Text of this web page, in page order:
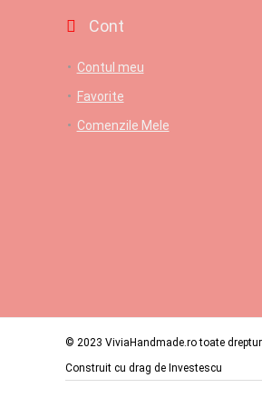
Cont
Contul meu
Favorite
Comenzile Mele
© 2023 ViviaHandmade.ro toate
Construit cu drag de Investescu